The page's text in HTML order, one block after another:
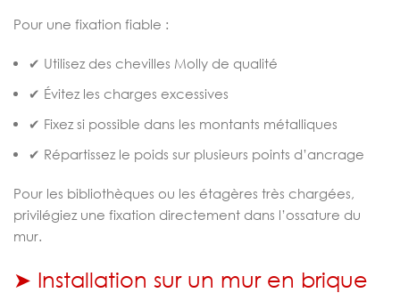
Pour une fixation fiable :
✔ Utilisez des chevilles Molly de qualité
✔ Évitez les charges excessives
✔ Fixez si possible dans les montants métalliques
✔ Répartissez le poids sur plusieurs points d’ancrage
Pour les bibliothèques ou les étagères très chargées,
privilégiez une fixation directement dans l’ossature du
mur.
➤ Installation sur un mur en brique